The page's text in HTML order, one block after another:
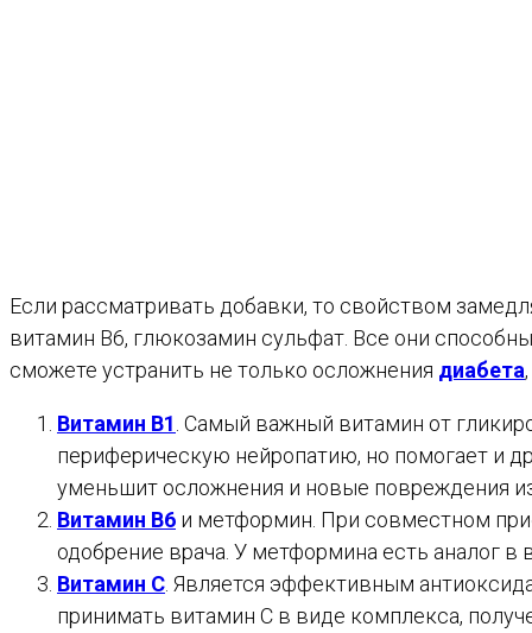
Если рассматривать добавки, то свойством
витамин В6, глюкозамин сульфат. Все они
сможете устранить не только осложнения диабета
Витамин В1 . Самый важный витамин от
периферическую нейропатию, но помогает и
уменьшит осложнения и новые повреждения
Витамин B6 и метформин. При совместном
одобрение врача. У метформина есть аналог в
Витамин С . Является эффективным
принимать витамин С в виде комплекса,